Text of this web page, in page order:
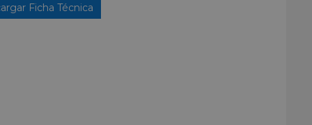
Ficha Técnica